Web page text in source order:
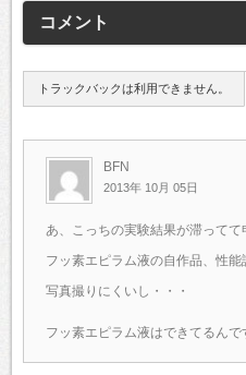
コメント
トラックバックは利用できません。
BFN
2013年 10月 05日
あ、こっちの実験結果が滞ってて
フッ素エピラム液の自作品、性能
写真撮りにくいし・・・
フッ素エピラム液はできてるんで